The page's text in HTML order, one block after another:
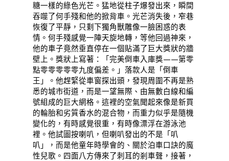
糖一樣的綠色光芒。猛地從柱子爆發出來，瞬間
吞噬了何手殘和他的掀背車。光芒消失後，窄巷
恢復了平靜，只剩下獨角獸雕像一臉困惑的表
情。何手殘感覺一陣天旋地轉，等他回過神來，
他的車子竟然垂直停在一個貼滿了巨大獎狀的牆
壁上。獎狀上寫著：「完美倒車入庫獎——第零
點零零零零零九度偏差。」落款人是「倒車
王」。他趕緊從車窗探出頭，發現周圍不再是熟
悉的城市街道，而是一望無際、由無數白線和編
號組成的巨大網格。這裡的空氣聞起來像是新買
的輪胎和劣質香水的混合物，而重力似乎是隨機
變化的，有時感覺很重，有時像漂浮在游泳池
裡。他試圖按喇叭，但喇叭發出的不是「叭
叭」，而是他童年時學會的、關於泊車口訣的魔
性兒歌。四面八方傳來了刺耳的剎車聲，接著，